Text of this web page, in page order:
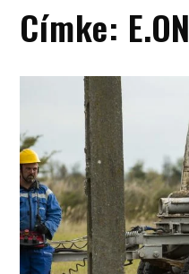
Címke: E.ON